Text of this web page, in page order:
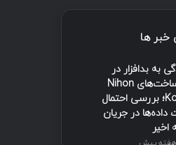
خبر ها
به بدافزار در
زیرساخت‌های Nihon
Kotsu؛ بررسی احتمال
در جریان
اخیر